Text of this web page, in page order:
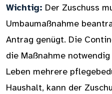
Wichtig: Der Zuschuss
Umbaumaßnahme
Antrag genügt. Die
die Maßnahme
Leben mehrere
Haushalt, kann der